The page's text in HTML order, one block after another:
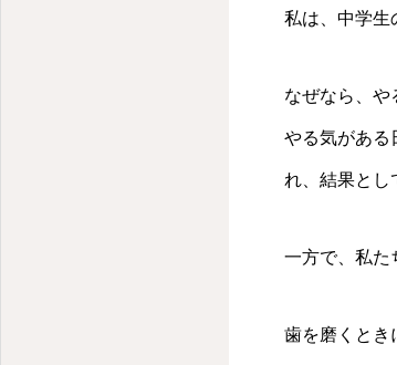
私は、中学生
なぜなら、や
やる気がある
れ、結果とし
一方で、私た
歯を磨くとき